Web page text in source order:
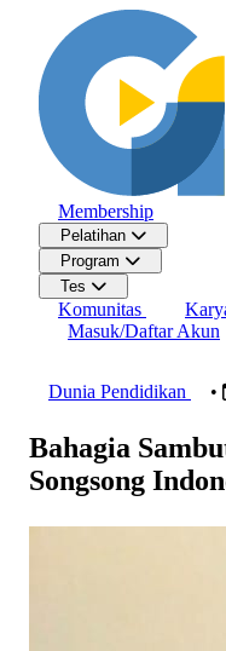
Membership
Pelatihan
Program
Tes
Komunitas
Masuk/Daftar Akun
Dunia Pendidikan •
Bahagia
Songsong